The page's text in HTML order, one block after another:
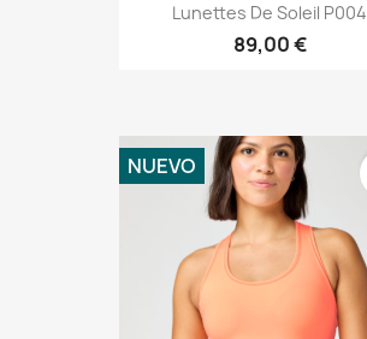
Lunettes De Soleil P004
89,00 €
NUEVO